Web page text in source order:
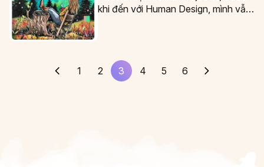
khi đến với Human Design, mình vẫn
1 2 3 4 5 6